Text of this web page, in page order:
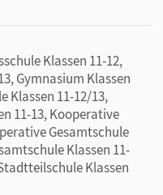
Klassen 11-12,
Gymnasium Klassen
Klassen 11-12/13,
11-13, Kooperative
Gesamtschule
Klassen 11-
Klassen